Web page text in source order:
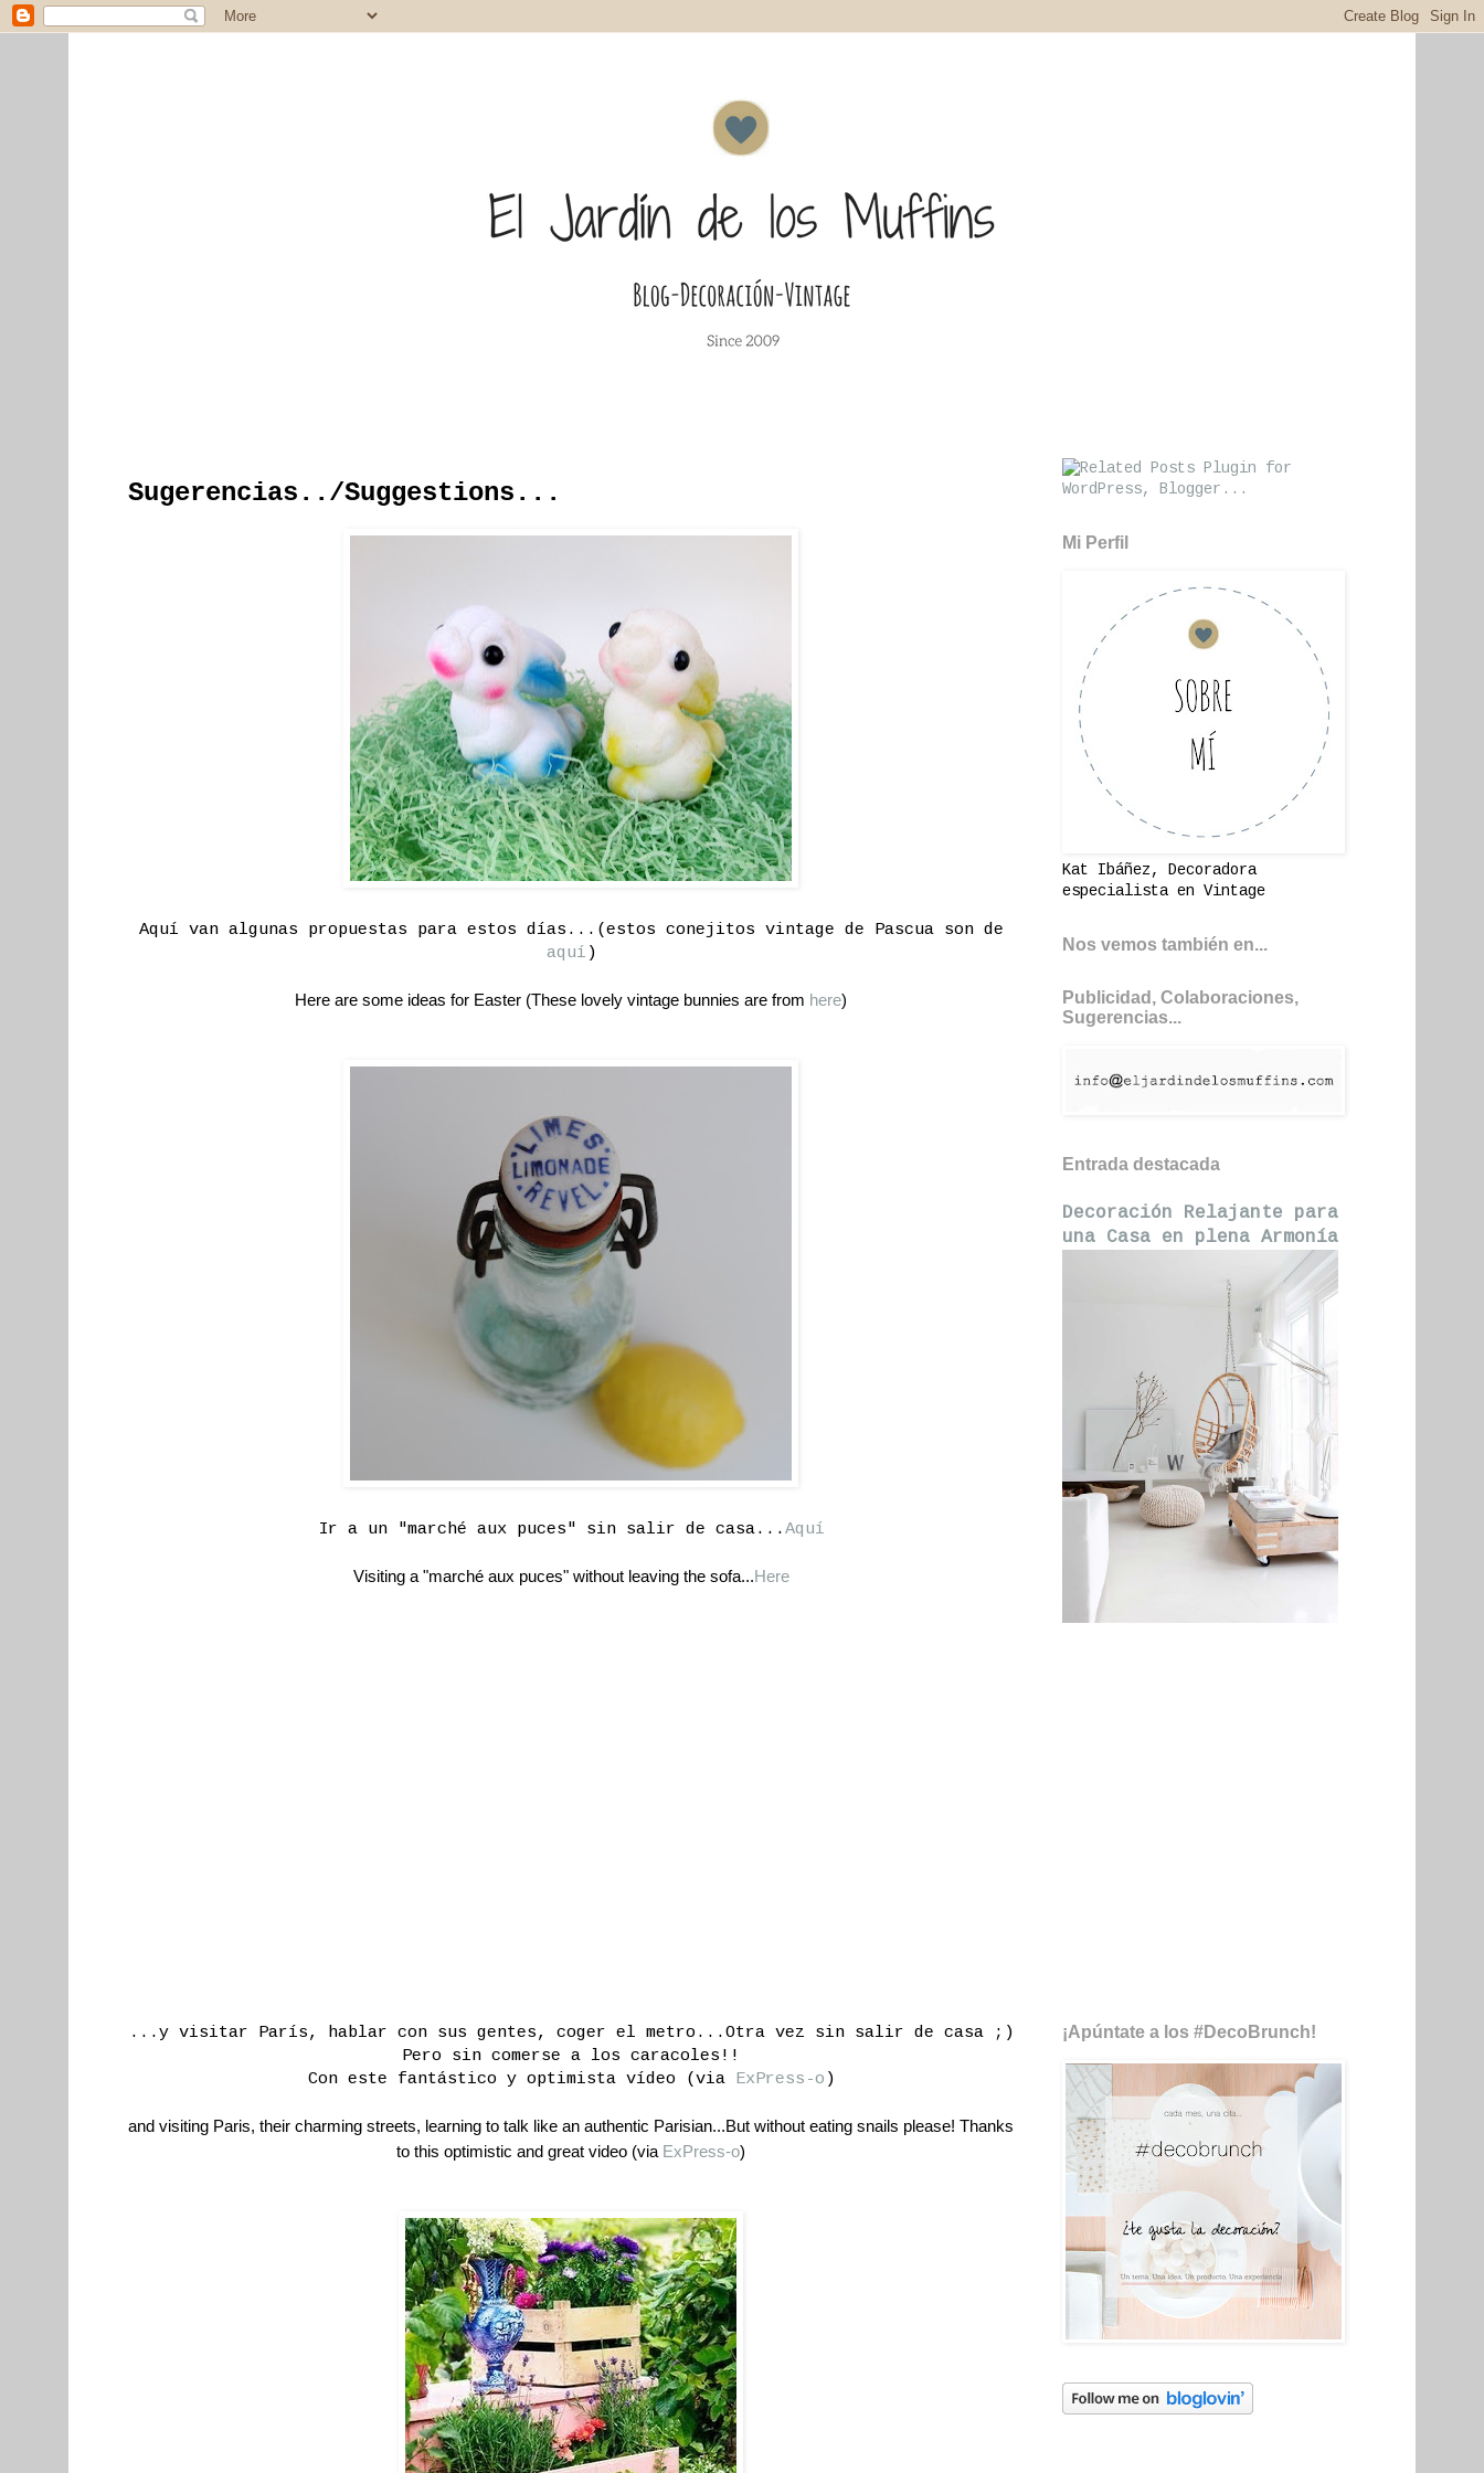
Sugerencias../Suggestions...
Aquí van algunas propuestas para estos días...(estos conejitos vintage de Pascua son de
aquí )
Here are some ideas for Easter (These lovely vintage bunnies are from here)
Ir a un "marché aux puces" sin salir de casa...Aquí
Visiting a "marché aux puces" without leaving the sofa...Here
...y visitar París, hablar con sus gentes, coger el metro...Otra vez sin salir de casa ;)
Pero sin comerse a los caracoles!!
Con este fantástico y optimista vídeo (viaExPress-o )
and visiting Paris, their charming streets, learning to talk like an authentic Parisian...But without eating snails please! Thanks
to this optimistic and great video (via ExPress-o)
Mi Perfil
Kat Ibáñez, Decoradora
especialista en Vintage
Nos vemos también en...
Publicidad, Colaboraciones,
Sugerencias...
Entrada destacada
Decoración Relajante para
una Casa en plena Armonía
¡Apúntate a los #DecoBrunch!